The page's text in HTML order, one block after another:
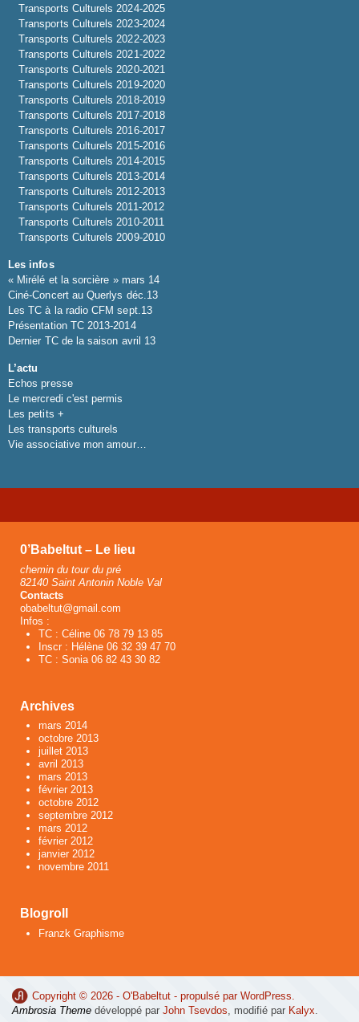
Transports Culturels 2024-2025
Transports Culturels 2023-2024
Transports Culturels 2022-2023
Transports Culturels 2021-2022
Transports Culturels 2020-2021
Transports Culturels 2019-2020
Transports Culturels 2018-2019
Transports Culturels 2017-2018
Transports Culturels 2016-2017
Transports Culturels 2015-2016
Transports Culturels 2014-2015
Transports Culturels 2013-2014
Transports Culturels 2012-2013
Transports Culturels 2011-2012
Transports Culturels 2010-2011
Transports Culturels 2009-2010
Les infos
« Mirélé et la sorcière » mars 14
Ciné-Concert au Querlys déc.13
Les TC à la radio CFM sept.13
Présentation TC 2013-2014
Dernier TC de la saison avril 13
L’actu
Echos presse
Le mercredi c'est permis
Les petits +
Les transports culturels
Vie associative mon amour…
0’Babeltut – Le lieu
chemin du tour du pré
82140 Saint Antonin Noble Val
Contacts
obabeltut@gmail.com
Infos :
TC : Céline 06 78 79 13 85
Inscr : Hélène 06 32 39 47 70
TC : Sonia 06 82 43 30 82
Archives
mars 2014
octobre 2013
juillet 2013
avril 2013
mars 2013
février 2013
octobre 2012
septembre 2012
mars 2012
février 2012
janvier 2012
novembre 2011
Blogroll
Franzk Graphisme
Copyright © 2026 - O'Babeltut - propulsé par WordPress.
Ambrosia Theme développé par John Tsevdos, modifié par Kalyx.